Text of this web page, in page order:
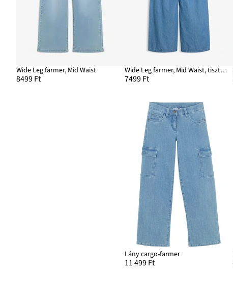
Wide Leg farmer, Mid Waist
8499 Ft
Wide Leg farmer, Mid Waist, tiszta bio-pamutból
7499 Ft
Lány cargo-farmer
11 499 Ft